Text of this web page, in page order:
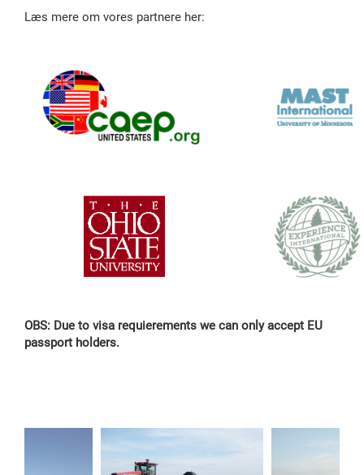
Læs mere om vores partnere her:
OBS: Due to visa requierements we can only accept EU
passport holders.